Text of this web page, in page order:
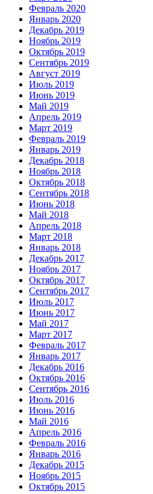
Февраль 2020
Январь 2020
Декабрь 2019
Ноябрь 2019
Октябрь 2019
Сентябрь 2019
Август 2019
Июль 2019
Июнь 2019
Май 2019
Апрель 2019
Март 2019
Февраль 2019
Январь 2019
Декабрь 2018
Ноябрь 2018
Октябрь 2018
Сентябрь 2018
Июнь 2018
Май 2018
Апрель 2018
Март 2018
Январь 2018
Декабрь 2017
Ноябрь 2017
Октябрь 2017
Сентябрь 2017
Июль 2017
Июнь 2017
Май 2017
Март 2017
Февраль 2017
Январь 2017
Декабрь 2016
Октябрь 2016
Сентябрь 2016
Июль 2016
Июнь 2016
Май 2016
Апрель 2016
Февраль 2016
Январь 2016
Декабрь 2015
Ноябрь 2015
Октябрь 2015